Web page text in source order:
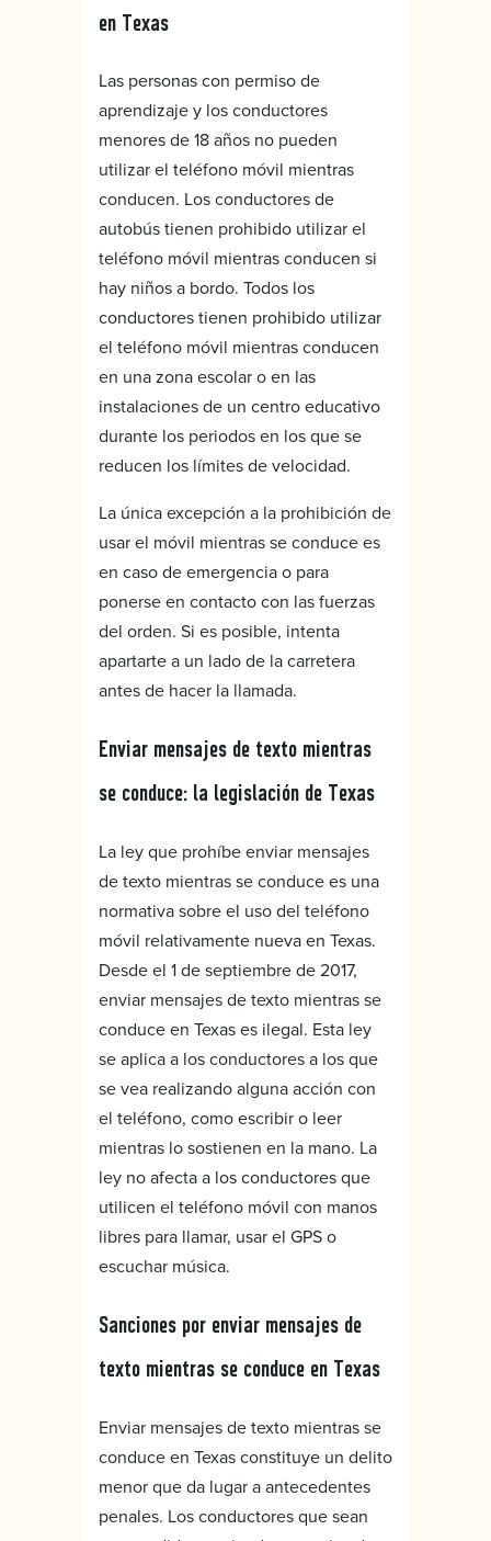
en Texas
Las personas con permiso de
aprendizaje y los conductores
menores de 18 años no pueden
utilizar el teléfono móvil mientras
conducen. Los conductores de
autobús tienen prohibido utilizar el
teléfono móvil mientras conducen si
hay niños a bordo. Todos los
conductores tienen prohibido utilizar
el teléfono móvil mientras conducen
en una zona escolar o en las
instalaciones de un centro educativo
durante los periodos en los que se
reducen los límites de velocidad.
La única excepción a la prohibición de
usar el móvil mientras se conduce es
en caso de emergencia o para
ponerse en contacto con las fuerzas
del orden. Si es posible, intenta
apartarte a un lado de la carretera
antes de hacer la llamada.
Enviar mensajes de texto mientras
se conduce: la legislación de Texas
La ley que prohíbe enviar mensajes
de texto mientras se conduce es una
normativa sobre el uso del teléfono
móvil relativamente nueva en Texas.
Desde el 1 de septiembre de 2017,
enviar mensajes de texto mientras se
conduce en Texas es ilegal. Esta ley
se aplica a los conductores a los que
se vea realizando alguna acción con
el teléfono, como escribir o leer
mientras lo sostienen en la mano. La
ley no afecta a los conductores que
utilicen el teléfono móvil con manos
libres para llamar, usar el GPS o
escuchar música.
Sanciones por enviar mensajes de
texto mientras se conduce en Texas
Enviar mensajes de texto mientras se
conduce en Texas constituye un delito
menor que da lugar a antecedentes
penales. Los conductores que sean